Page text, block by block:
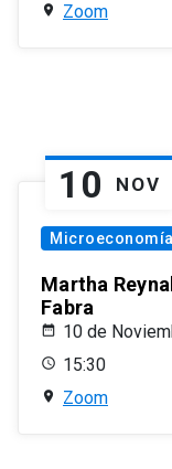
Zoom
10 NOV
Martha
Fabra
10 de
15:30
Zoom